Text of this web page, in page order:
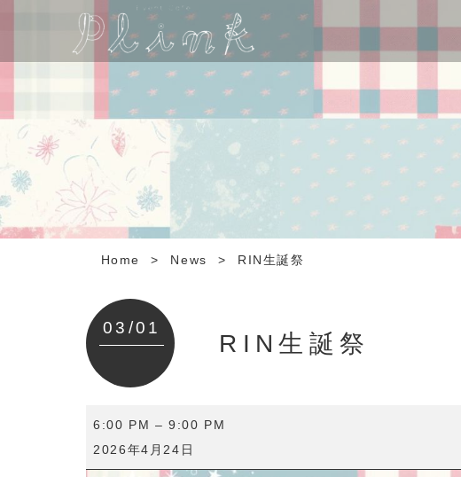
Home > News > RIN生誕祭
03/01
RIN生誕祭
誕
6:00 PM –9:00 PM
2026年4月24日